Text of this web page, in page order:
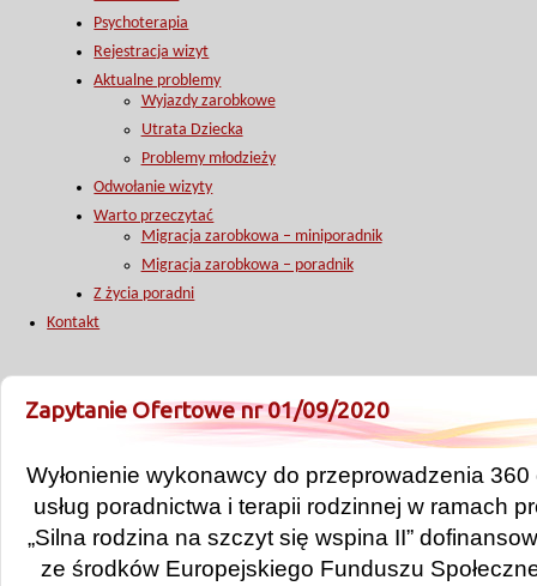
Psychoterapia
Rejestracja wizyt
Aktualne problemy
Wyjazdy zarobkowe
Utrata Dziecka
Problemy młodzieży
Odwołanie wizyty
Warto przeczytać
Migracja zarobkowa – miniporadnik
Migracja zarobkowa – poradnik
Z życia poradni
Kontakt
Zapytanie Ofertowe nr 01/09/2020
Wyłonienie wykonawcy do przeprowadzenia 360
usług poradnictwa i terapii rodzinnej w ramach
„Silna rodzina na szczyt się wspina II”
ze środków Europejskiego Funduszu